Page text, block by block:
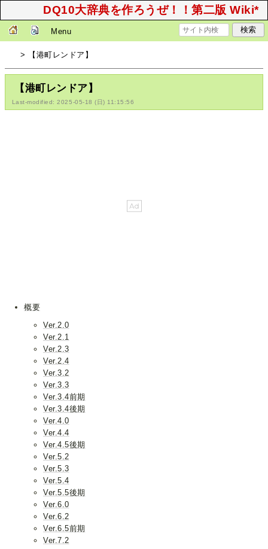
DQ10大辞典を作ろうぜ！！第二版 Wiki*
Menu
> 【港町レンドア】
【港町レンドア】
Last-modified: 2025-05-18 (日) 11:15:56
概要
Ver.2.0
Ver.2.1
Ver.2.3
Ver.2.4
Ver.3.2
Ver.3.3
Ver.3.4前期
Ver.3.4後期
Ver.4.0
Ver.4.4
Ver.4.5後期
Ver.5.2
Ver.5.3
Ver.5.4
Ver.5.5後期
Ver.6.0
Ver.6.2
Ver.6.5前期
Ver.7.2